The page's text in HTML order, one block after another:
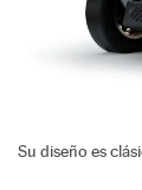
Su diseño es